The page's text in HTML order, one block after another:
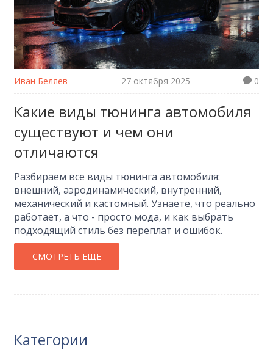
Иван Беляев 27 октября 2025 0
Какие виды тюнинга автомобиля
существуют и чем они
отличаются
Разбираем все виды тюнинга автомобиля:
внешний, аэродинамический, внутренний,
механический и кастомный. Узнаете, что реально
работает, а что - просто мода, и как выбрать
подходящий стиль без переплат и ошибок.
СМОТРЕТЬ ЕЩЕ
Категории